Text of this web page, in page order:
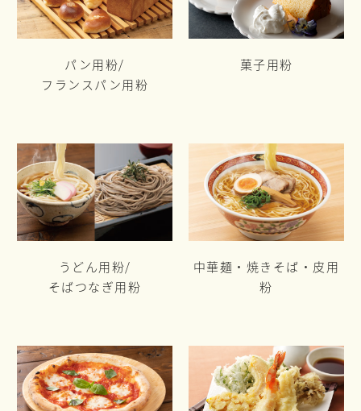
パン用粉/
フランスパン用粉
菓子用粉
うどん用粉/
そばつなぎ用粉
中華麺・焼きそば・皮用
粉